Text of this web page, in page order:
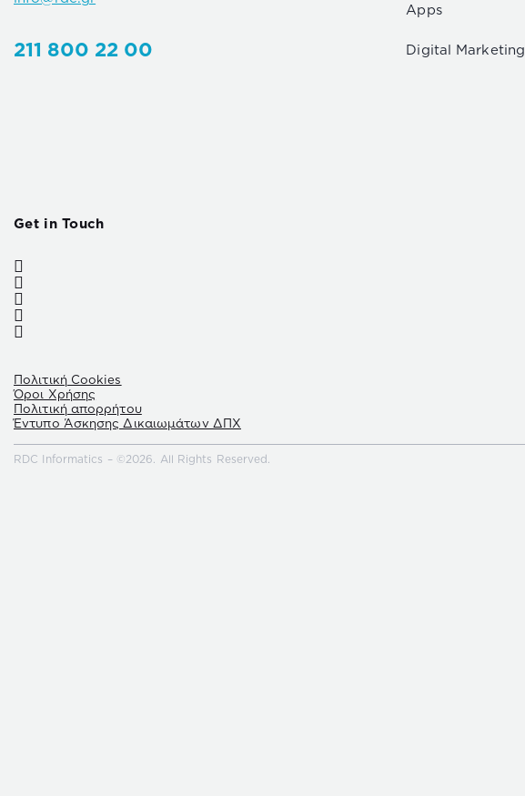
211 800 22 00
Apps
Digital Marketing
Get in Touch
Πολιτική Cookies
Όροι Χρήσης
Πολιτική απορρήτου
Έντυπο Άσκησης Δικαιωμάτων ΔΠΧ
RDC Informatics – ©2026. All Rights Reserved.